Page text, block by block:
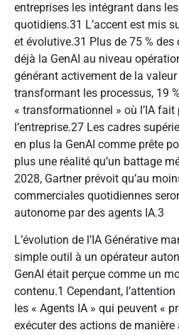
entreprises les intégrant dans
quotidiens.31 L’accent est mis
et évolutive.31 Plus de 75 %
déjà la GenAI au niveau
générant activement de la
transformant les processus, 19
« transformationnel » où l’IA fait
l’entreprise.27 Les cadres
en plus la GenAI comme prête
plus une réalité qu’un battage
2028, Gartner prévoit qu’au
commerciales quotidiennes
autonome par des agents IA.3
L’évolution de l’IA Générative
simple outil à un opérateur
GenAI était perçue comme un
contenu.1 Cependant,
les « Agents IA » qui peuvent «
exécuter des actions de manière